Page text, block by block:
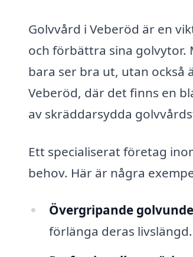
Golvvård i Veberöd är en
och förbättra sina golvytor.
bara ser bra ut, utan också
Veberöd, där det finns en
av skräddarsydda
Ett specialiserat företag
behov. Här är några
Övergripande
förlänga deras livslängd.